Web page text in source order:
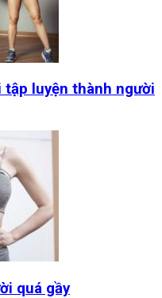
tập luyện thành người
quá gầy